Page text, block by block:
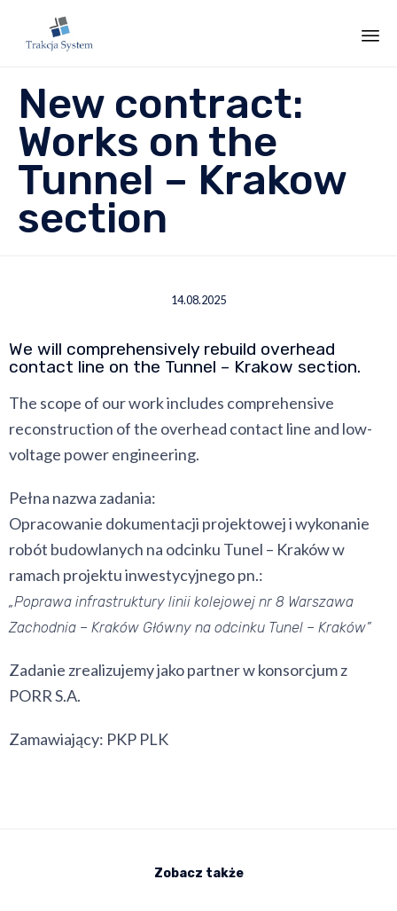
New contract:
Works on the
Tunnel – Krakow
section
14.08.2025
We will comprehensively rebuild overhead
contact line on the Tunnel – Krakow section.
The scope of our work includes comprehensive
reconstruction of the overhead contact line and low-
voltage power engineering.
Pełna nazwa zadania:
Opracowanie dokumentacji projektowej i wykonanie
robót budowlanych na odcinku Tunel – Kraków w
ramach projektu inwestycyjnego pn.:
„Poprawa infrastruktury linii kolejowej nr 8 Warszawa
Zachodnia – Kraków Główny na odcinku Tunel – Kraków”
Zadanie zrealizujemy jako partner w konsorcjum z
PORR S.A.
Zamawiający: PKP PLK
Zobacz także